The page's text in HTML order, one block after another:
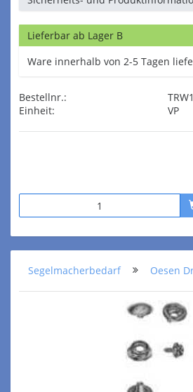
Lieferbar ab Lager B
Ware innerhalb von 2-5 Tagen
Bestellnr.:
Einheit:
VP
Segelmacherbedarf Oesen